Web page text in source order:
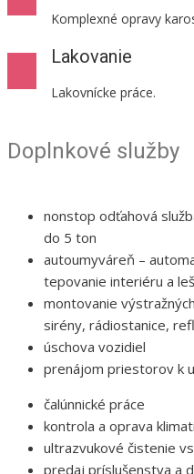
Komplexné opravy
Lakovanie
Lakovnícke práce.
Doplnkové služby
nonstop odťahová
do 5 ton
autoumyváreň –
tepovanie interiéru a
montovanie
sirény, rádiostanice,
úschova vozidiel
prenájom priestorov k
čalúnnické práce
kontrola a oprava
ultrazvukové čistenie
predaj príslušenstva a